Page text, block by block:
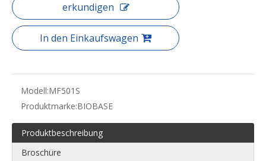
erkundigen
In den Einkaufswagen
Modell:MF501S
Produktmarke:BIOBASE
Produktbeschreibung
Broschüre